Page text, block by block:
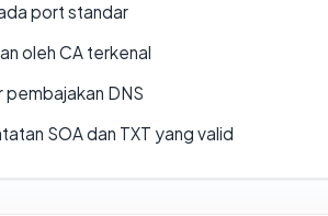
port standar
oleh CA terkenal
pembajakan DNS
SOA dan TXT yang valid